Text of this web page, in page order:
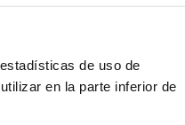
de uso de
en la parte inferior de
en